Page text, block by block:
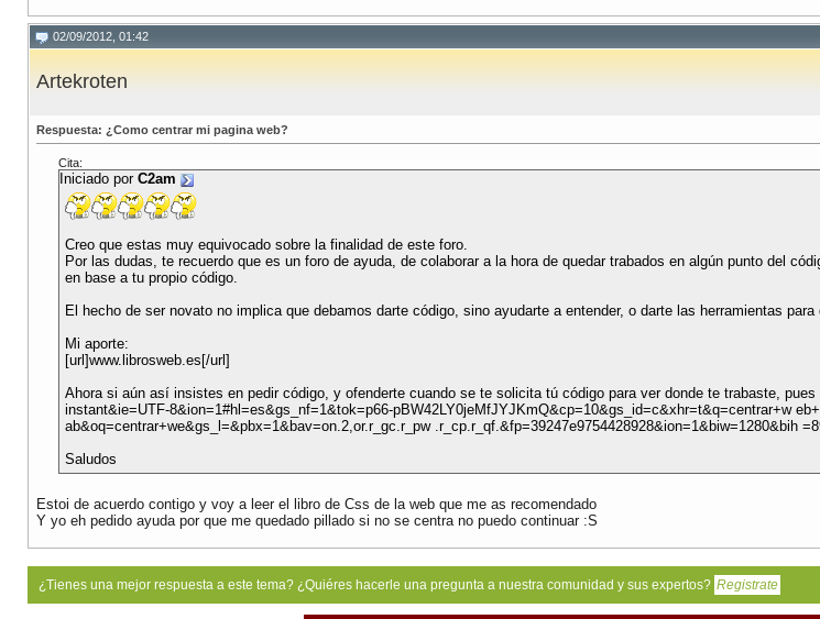
02/09/2012, 01:42
Artekroten
Respuesta: ¿Como centrar mi pagina web?
Cita:
Iniciado por C2am
Creo que estas muy equivocado sobre la finalidad de este foro.
Por las dudas, te recuerdo que es un foro de ayuda, de colaborar a la hora de quedar trabados en algún punto del
en base a tu propio código.
El hecho de ser novato no implica que debamos darte código, sino ayudarte a entender, o darte las herramientas
Mi aporte:
[url]www.librosweb.es[/url]
Ahora si aún así insistes en pedir código, y ofenderte cuando se te solicita tú código para ver donde te trabaste,
instant&ie=UTF-8&ion=1#hl=es&gs_nf=1&tok=p66-pBW42LY0jeMfJYJKmQ&cp=10&gs_id=c&xhr=t&q=centrar+w
ab&oq=centrar+we&gs_l=&pbx=1&bav=on.2,or.r_gc.r_pw .r_cp.r_qf.&fp=39247e9754428928&ion=1&biw=1280&bih
Saludos
Estoi de acuerdo contigo y voy a leer el libro de Css de la web que me as recomendado
Y yo eh pedido ayuda por que me quedado pillado si no se centra no puedo continuar :S
¿Tienes una mejor respuesta a este tema? ¿Quiéres hacerle una pregunta a nuestra comunidad y sus expertos? Registrate